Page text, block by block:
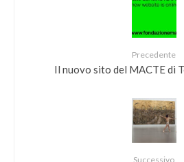
Precedente
Il nuovo sito del MACTE di
Successivo